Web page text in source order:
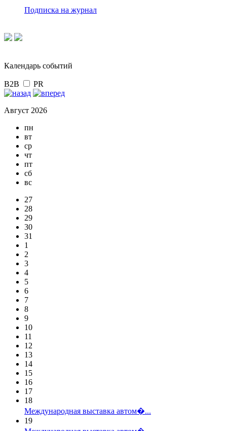
Подписка на журнал
Календарь событий
B2B PR
Август 2026
пн
вт
ср
чт
пт
сб
вс
27
28
29
30
31
1
2
3
4
5
6
7
8
9
10
11
12
13
14
15
16
17
18
Международная выставка автом�...
19